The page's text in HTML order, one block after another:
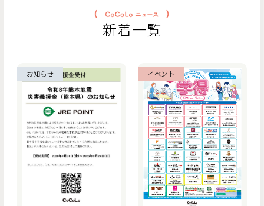
新着一覧
お知らせ イベント